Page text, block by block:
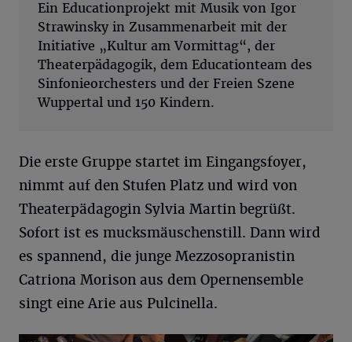
Ein Educationprojekt mit Musik von Igor
Strawinsky in Zusammenarbeit mit der
Initiative „Kultur am Vormittag“, der
Theaterpädagogik, dem Educationteam des
Sinfonieorchesters und der Freien Szene
Wuppertal und 150 Kindern.
Die erste Gruppe startet im Eingangsfoyer,
nimmt auf den Stufen Platz und wird von
Theaterpädagogin Sylvia Martin begrüßt.
Sofort ist es mucksmäuschenstill. Dann wird
es spannend, die junge Mezzosopranistin
Catriona Morison aus dem Opernensemble
singt eine Arie aus Pulcinella.